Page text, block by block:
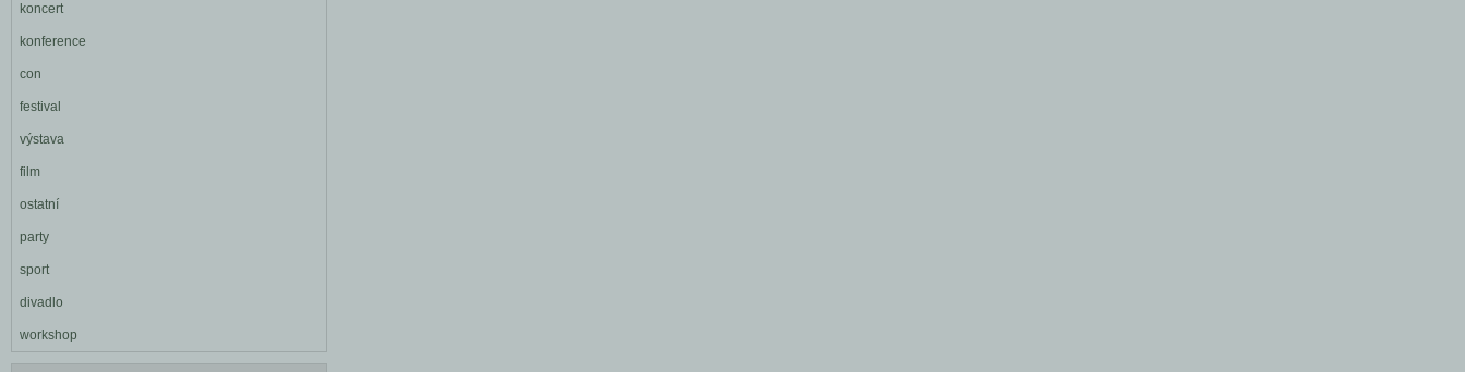
koncert
konference
con
festival
výstava
film
ostatní
party
sport
divadlo
workshop